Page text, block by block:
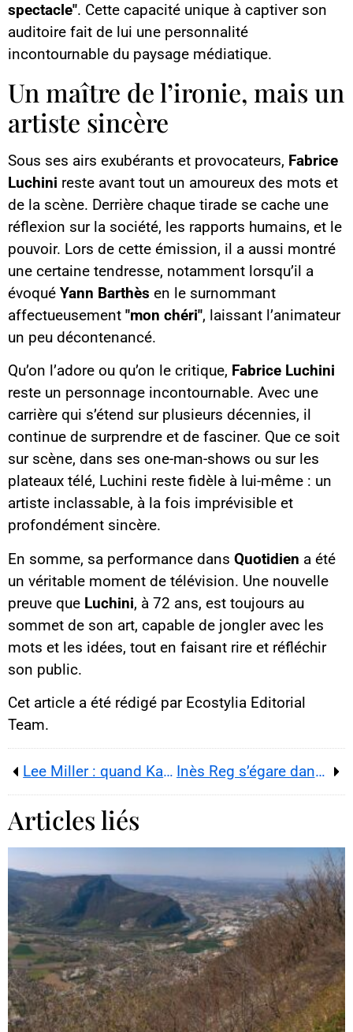
spectacle". Cette capacité unique à captiver son
auditoire fait de lui une personnalité
incontournable du paysage médiatique.
Un maître de l’ironie, mais un
artiste sincère
Sous ses airs exubérants et provocateurs, Fabrice
Luchini reste avant tout un amoureux des mots et
de la scène. Derrière chaque tirade se cache une
réflexion sur la société, les rapports humains, et le
pouvoir. Lors de cette émission, il a aussi montré
une certaine tendresse, notamment lorsqu’il a
évoqué Yann Barthès en le surnommant
affectueusement "mon chéri", laissant l’animateur
un peu décontenancé.
Qu’on l’adore ou qu’on le critique, Fabrice Luchini
reste un personnage incontournable. Avec une
carrière qui s’étend sur plusieurs décennies, il
continue de surprendre et de fasciner. Que ce soit
sur scène, dans ses one-man-shows ou sur les
plateaux télé, Luchini reste fidèle à lui-même : un
artiste inclassable, à la fois imprévisible et
profondément sincère.
En somme, sa performance dans Quotidien a été
un véritable moment de télévision. Une nouvelle
preuve que Luchini, à 72 ans, est toujours au
sommet de son art, capable de jongler avec les
mots et les idées, tout en faisant rire et réfléchir
son public.
Cet article a été rédigé par Ecostylia Editorial
Team.
Lee Miller : quand Kate Winslet peine à éviter un naufrage cinématographique Inès Reg s’égare dans « Nos terres inconnues »
Articles liés